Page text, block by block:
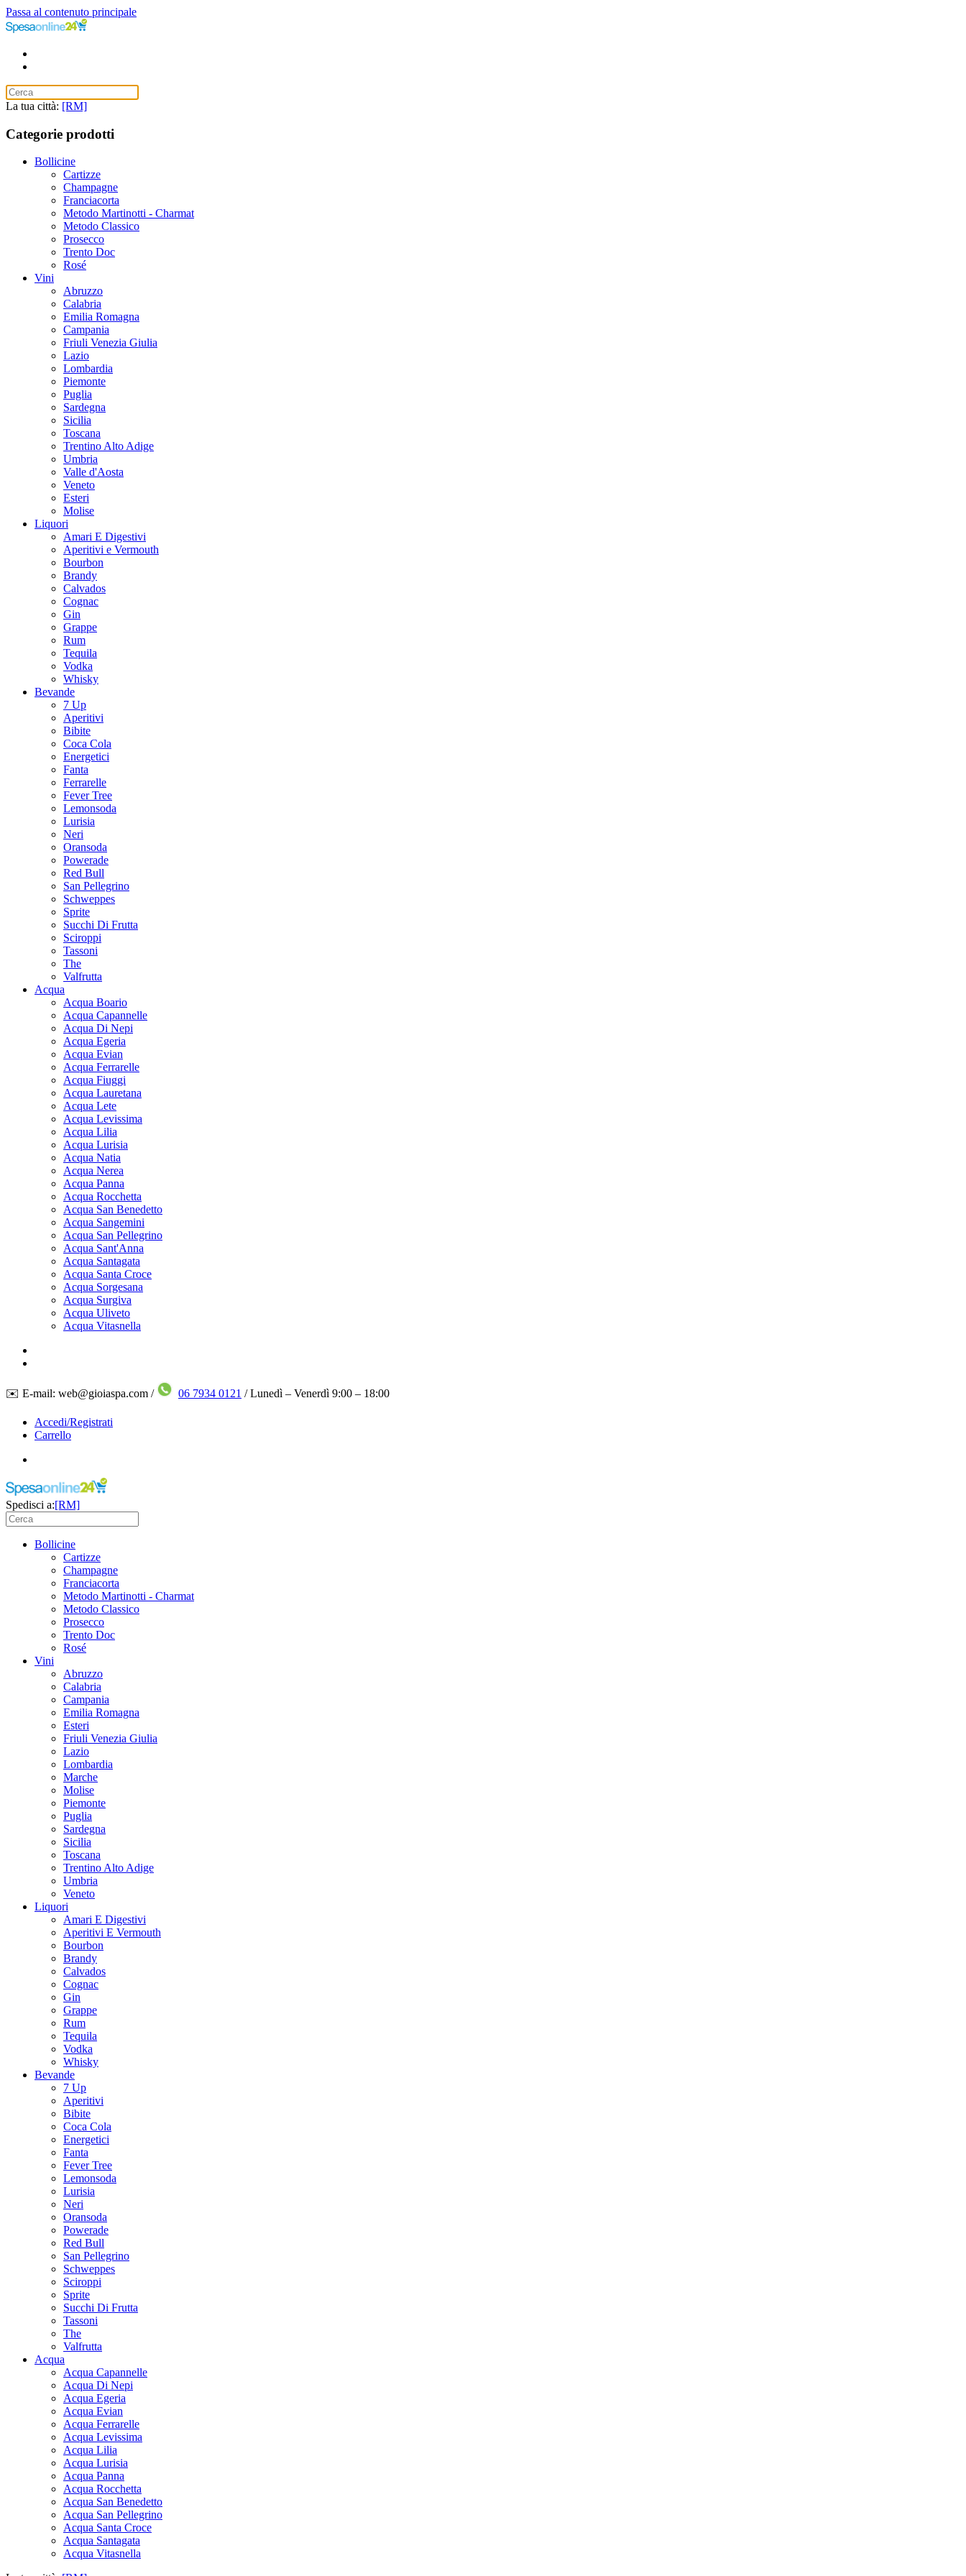
Passa al contenuto principale
La tua città: [RM]
Categorie prodotti
Bollicine
Cartizze
Champagne
Franciacorta
Metodo Martinotti - Charmat
Metodo Classico
Prosecco
Trento Doc
Rosé
Vini
Abruzzo
Calabria
Emilia Romagna
Campania
Friuli Venezia Giulia
Lazio
Lombardia
Piemonte
Puglia
Sardegna
Sicilia
Toscana
Trentino Alto Adige
Umbria
Valle d'Aosta
Veneto
Esteri
Molise
Liquori
Amari E Digestivi
Aperitivi e Vermouth
Bourbon
Brandy
Calvados
Cognac
Gin
Grappe
Rum
Tequila
Vodka
Whisky
Bevande
7 Up
Aperitivi
Bibite
Coca Cola
Energetici
Fanta
Ferrarelle
Fever Tree
Lemonsoda
Lurisia
Neri
Oransoda
Powerade
Red Bull
San Pellegrino
Schweppes
Sprite
Succhi Di Frutta
Sciroppi
Tassoni
The
Valfrutta
Acqua
Acqua Boario
Acqua Capannelle
Acqua Di Nepi
Acqua Egeria
Acqua Evian
Acqua Ferrarelle
Acqua Fiuggi
Acqua Lauretana
Acqua Lete
Acqua Levissima
Acqua Lilia
Acqua Lurisia
Acqua Natia
Acqua Nerea
Acqua Panna
Acqua Rocchetta
Acqua San Benedetto
Acqua Sangemini
Acqua San Pellegrino
Acqua Sant'Anna
Acqua Santagata
Acqua Santa Croce
Acqua Sorgesana
Acqua Surgiva
Acqua Uliveto
Acqua Vitasnella
✉️ E-mail: web@gioiaspa.com / 06 7934 0121 / Lunedì – Venerdì 9:00 – 18:00
Accedi/Registrati
Carrello
Spedisci a:[RM]
Bollicine
Cartizze
Champagne
Franciacorta
Metodo Martinotti - Charmat
Metodo Classico
Prosecco
Trento Doc
Rosé
Vini
Abruzzo
Calabria
Campania
Emilia Romagna
Esteri
Friuli Venezia Giulia
Lazio
Lombardia
Marche
Molise
Piemonte
Puglia
Sardegna
Sicilia
Toscana
Trentino Alto Adige
Umbria
Veneto
Liquori
Amari E Digestivi
Aperitivi E Vermouth
Bourbon
Brandy
Calvados
Cognac
Gin
Grappe
Rum
Tequila
Vodka
Whisky
Bevande
7 Up
Aperitivi
Bibite
Coca Cola
Energetici
Fanta
Fever Tree
Lemonsoda
Lurisia
Neri
Oransoda
Powerade
Red Bull
San Pellegrino
Schweppes
Sciroppi
Sprite
Succhi Di Frutta
Tassoni
The
Valfrutta
Acqua
Acqua Capannelle
Acqua Di Nepi
Acqua Egeria
Acqua Evian
Acqua Ferrarelle
Acqua Levissima
Acqua Lilia
Acqua Lurisia
Acqua Panna
Acqua Rocchetta
Acqua San Benedetto
Acqua San Pellegrino
Acqua Santa Croce
Acqua Santagata
Acqua Vitasnella